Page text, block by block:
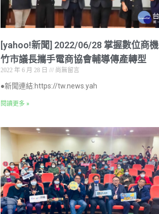
[yahoo!新聞] 2022/06/28 掌握數位商機
竹市議長攜手電商協會輔導傳產轉型
2022 年 6 月 28 日 尚無留言
●新聞連結:https://tw.news.yah
閱讀更多 »